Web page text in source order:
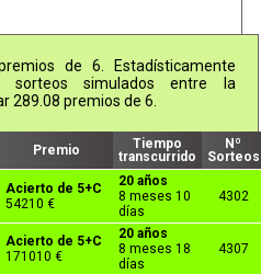
de 6. Estadísticamente
simulados entre la
289.08 premios de 6.
Premio
Tiempo
transcurrido
Nº
Sorteos
Acierto de 5+C
54210 €
20 años
8 meses 10
días
4302
Acierto de 5+C
171010 €
20 años
8 meses 18
días
4307